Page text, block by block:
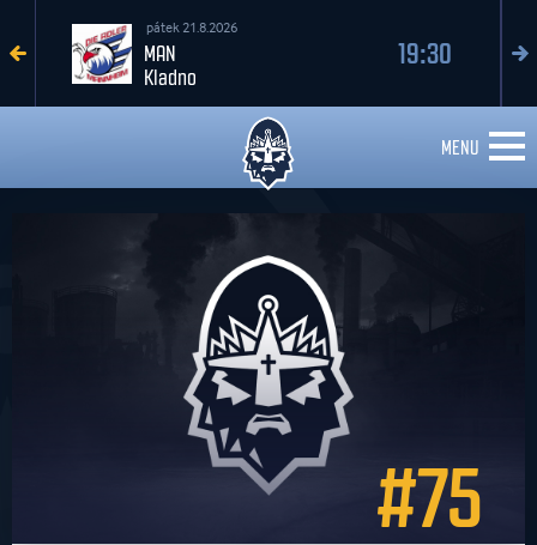
pátek 21.8.2026
MAN
Kladno
19:30
MENU
#75